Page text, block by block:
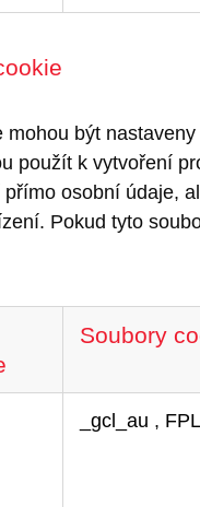
mohou být
použít k vytvoření
osobní údaje,
Pokud tyto
Soubory
_gcl_au ,